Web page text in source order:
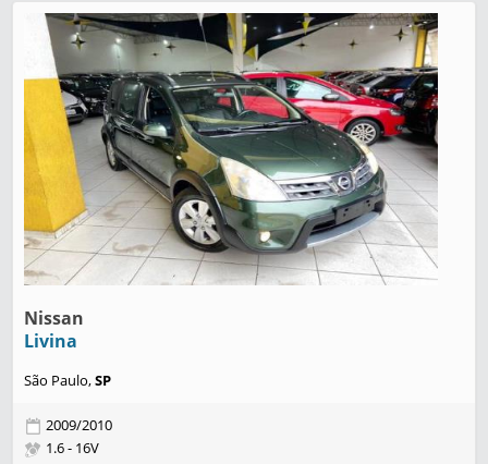
Nissan
Livina
São Paulo,SP
2009/2010
1.6 - 16V